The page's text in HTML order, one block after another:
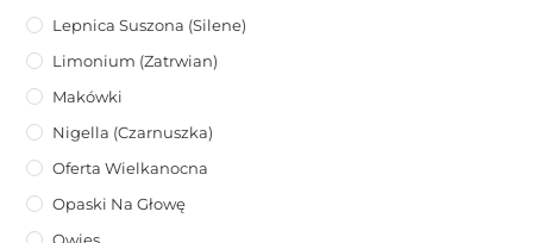
Lepnica Suszona (Silene)
Limonium (zatrwian)
Makówki
Nigella (Czarnuszka)
Oferta Wielkanocna
Opaski Na Głowę
Owies